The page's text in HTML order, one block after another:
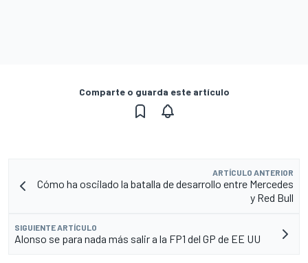
Comparte o guarda este artículo
ARTÍCULO ANTERIOR
Cómo ha oscilado la batalla de desarrollo entre Mercedes
y Red Bull
SIGUIENTE ARTÍCULO
Alonso se para nada más salir a la FP1 del GP de EE UU